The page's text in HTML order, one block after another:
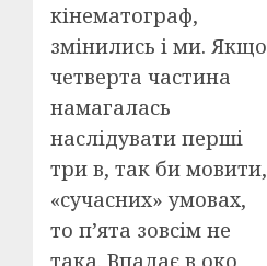
кінематограф,
змінились і ми. Якщо
четверта частина
намагалась
наслідувати перші
три в, так би мовити,
«сучасних» умовах,
то п’ята зовсім не